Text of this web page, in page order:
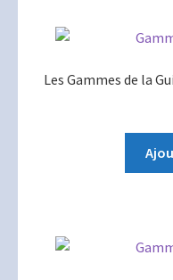
Les Gammes de la